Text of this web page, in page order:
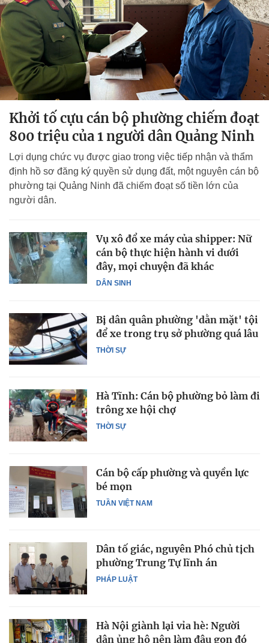
Khởi tố cựu cán bộ phường chiếm đoạt
800 triệu của 1 người dân Quảng Ninh
Lợi dụng chức vụ được giao trong việc tiếp nhận và thẩm
định hồ sơ đăng ký quyền sử dụng đất, một nguyên cán bộ
phường tại Quảng Ninh đã chiếm đoạt số tiền lớn của
người dân.
DÂN SINH
Vụ xô đổ xe máy của shipper: Nữ
cán bộ thực hiện hành vi dưới
đây, mọi chuyện đã khác
THỜI SỰ
Bị dân quân phường 'dằn mặt' tội
để xe trong trụ sở phường quá lâu
THỜI SỰ
Hà Tĩnh: Cán bộ phường bỏ làm đi
trông xe hội chợ
TUẦN VIỆT NAM
Cán bộ cấp phường và quyền lực
bé mọn
PHÁP LUẬT
Dân tố giác, nguyên Phó chủ tịch
phường Trung Tự lĩnh án
Hà Nội giành lại vỉa hè: Người
dân ủng hộ nên làm đâu gọn đó